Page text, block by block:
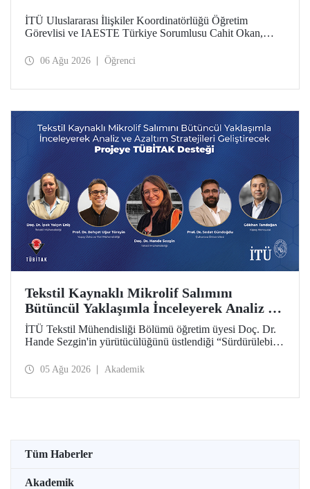
İTÜ Uluslararası İlişkiler Koordinatörlüğü Öğretim
Görevlisi ve IAESTE Türkiye Sorumlusu Cahit Okan,
Temmuz tarihlerinde ABD’de dünyanın önde gelen
06 Ağu 2026 Öğrenci
Tekstil Kaynaklı Mikrolif Salımını
Bütüncül Yaklaşımla İnceleyerek Analiz ve
Azaltım Stratejileri Geliştirecek Projeye
TÜBİTAK Desteği
İTÜ Tekstil Mühendisliği Bölümü öğretim üyesi Doç. Dr.
Hande Sezgin'in yürütücülüğünü üstlendiği “Sürdürülebilir
Koşullarına Bağlı Mikrolif Salımı: Aşınma, UV Maruziyeti
05 Ağu 2026 Akademik
Tüm Haberler
Akademik